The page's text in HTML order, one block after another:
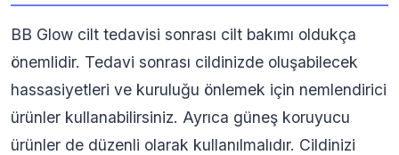
BB Glow cilt tedavisi sonrası cilt bakımı oldukça
önemlidir. Tedavi sonrası cildinizde oluşabilecek
hassasiyetleri ve kuruluğu önlemek için nemlendirici
ürünler kullanabilirsiniz. Ayrıca güneş koruyucu
ürünler de düzenli olarak kullanılmalıdır. Cildinizi